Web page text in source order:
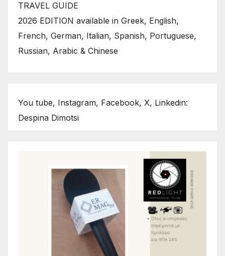
TRAVEL GUIDE
2026 EDITION available in Greek, English,
French, German, Italian, Spanish, Portuguese,
Russian, Arabic & Chinese
You tube, Instagram, Facebook, X, Linkedin:
Despina Dimotsi